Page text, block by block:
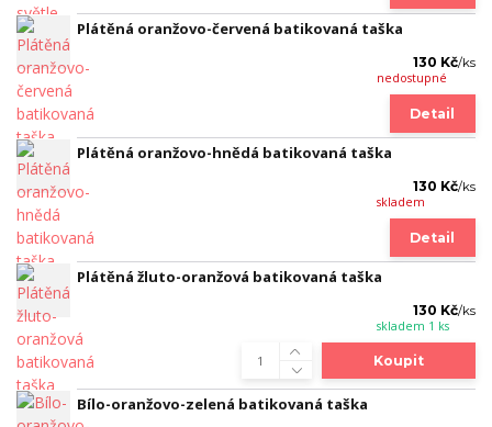
Plátěná oranžovo-červená batikovaná taška
130 Kč/ks
nedostupné
Detail
Plátěná oranžovo-hnědá batikovaná taška
130 Kč/ks
skladem
Detail
Plátěná žluto-oranžová batikovaná taška
130 Kč/ks
skladem 1 ks
Koupit
Bílo-oranžovo-zelená batikovaná taška